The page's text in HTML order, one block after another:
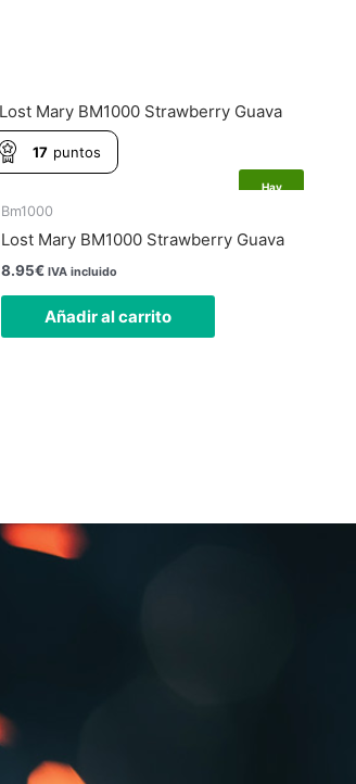
Hay
17 puntos
Bm1000
Lost Mary BM1000 Strawberry Guava
8.95€ IVA incluido
Añadir al carrito